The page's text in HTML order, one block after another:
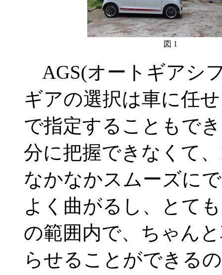
図 1
AGS(オートギアシ
ギアの選択は車に任
で指定することもで
分に把握できなくて
なかなかスムーズに
よく曲がるし、とて
の範囲内で、ちゃん
らせることができる